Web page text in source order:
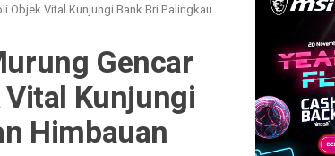
Objek Vital Kunjungi Bank Bri Palingkau
Gencar
Kunjungi
Himbauan